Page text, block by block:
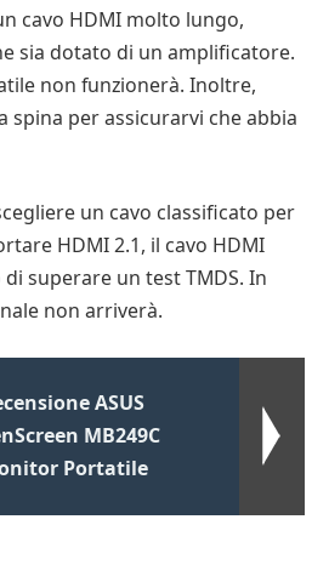
cavo HDMI molto lungo,
sia dotato di un amplificatore.
non funzionerà. Inoltre,
spina per assicurarvi che abbia
un cavo classificato per
HDMI 2.1, il cavo HDMI
superare un test TMDS. In
non arriverà.
ASUS
MB249C
Portatile